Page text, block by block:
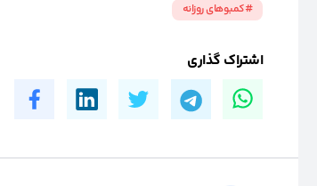
#کمبوهای روزانه
اشتراک گذاری